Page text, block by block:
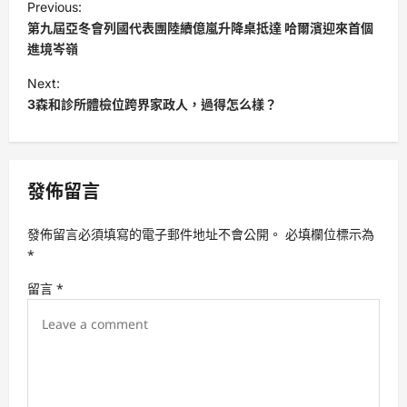
o
s
t
n
a
i
a
t
i
Previous:
第九屆亞冬會列國代表團陸續億嵐升降桌抵達 哈爾濱迎來首個
進境岑嶺
Next:
3森和診所體檢位跨界家政人，過得怎么樣？
發佈留言
發佈留言必須填寫的電子郵件地址不會公開。 必填欄位標示為
*
留言 *